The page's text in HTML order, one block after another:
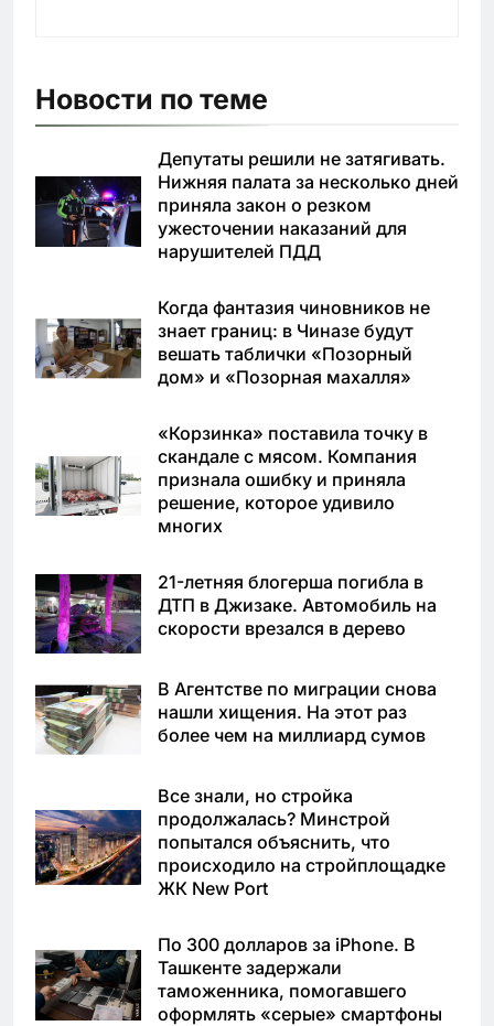
Новости по теме
Депутаты решили не затягивать.
Нижняя палата за несколько дней
приняла закон о резком
ужесточении наказаний для
нарушителей ПДД
Когда фантазия чиновников не
знает границ: в Чиназе будут
вешать таблички «Позорный
дом» и «Позорная махалля»
«Корзинка» поставила точку в
скандале с мясом. Компания
признала ошибку и приняла
решение, которое удивило
многих
21-летняя блогерша погибла в
ДТП в Джизаке. Автомобиль на
скорости врезался в дерево
В Агентстве по миграции снова
нашли хищения. На этот раз
более чем на миллиард сумов
Все знали, но стройка
продолжалась? Минстрой
попытался объяснить, что
происходило на стройплощадке
ЖК New Port
По 300 долларов за iPhone. В
Ташкенте задержали
таможенника, помогавшего
оформлять «серые» смартфоны